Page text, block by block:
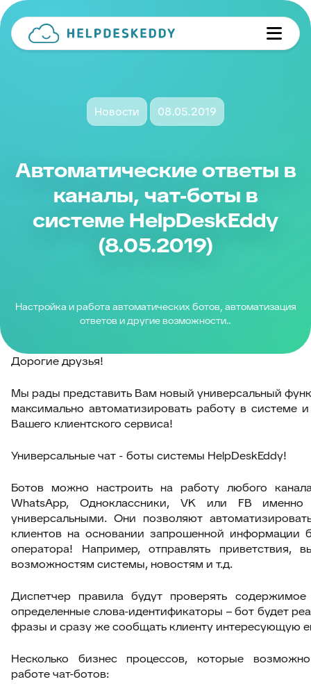
Новости 08.05.2019
Автоматические ответы в
каналы, чат-боты в
системе HelpDeskEddy
(8.05.2019)
Настройка и работа автоматических ботов, автоматизация
ответов и другие возможности..
Дорогие друзья!
Мы рады представить Вам новый универсальный
максимально автоматизировать работу в системе
Вашего клиентского сервиса!
Универсальные чат - боты системы HelpDeskEddy!
Ботов можно настроить на работу любого
WhatsApp, Одноклассники, VK или FB
универсальными. Они позволяют
клиентов на основании запрошенной информации
оператора! Например, отправлять приветствия,
возможностям системы, новостям и т.д.
Диспетчер правила будут проверять
определенные слова-идентификаторы – бот будет
фразы и сразу же сообщать клиенту интересующую
Несколько бизнес процессов, которые
работе чат-ботов: